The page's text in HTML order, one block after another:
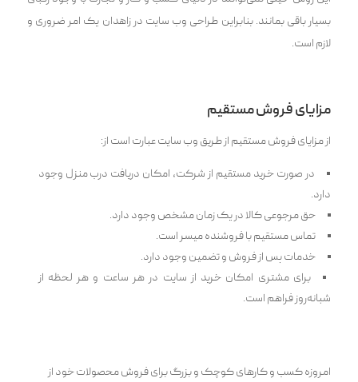
بسیار باقی بمانند. بنابراین طراحی وب سایت در زاهدان یک امر ضروری و
لازم است.
مزایای فروش مستقیم
از مزایای فروش مستقیم از طریق وب سایت عبارت است از:
در صورت خرید مستقیم از شرکت، امکان دریافت درب منزل وجود
دارد.
حق مرجوعی کالا در یک زمان مشخص وجود دارد.
تماس مستقیم با فروشنده میسر است.
خدمات پس از فروش و تضمین وجود دارد.
برای مشتری امکان خرید از سایت در هر ساعت و هر لحظه از
شبانه‌روز فراهم است.
امروزه کسب و کارهای کوچک و بزرگ برای فروش محصولات خود از